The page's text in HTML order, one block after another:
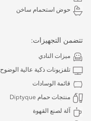
حوض استحمام ساخن
تتضمن التجهيزات:
ميزات النادي
تلفزيونات ذكية عالية الوضوح
قائمة الوسادات
منتجات حمام Diptyque
آلة لصنع القهوة